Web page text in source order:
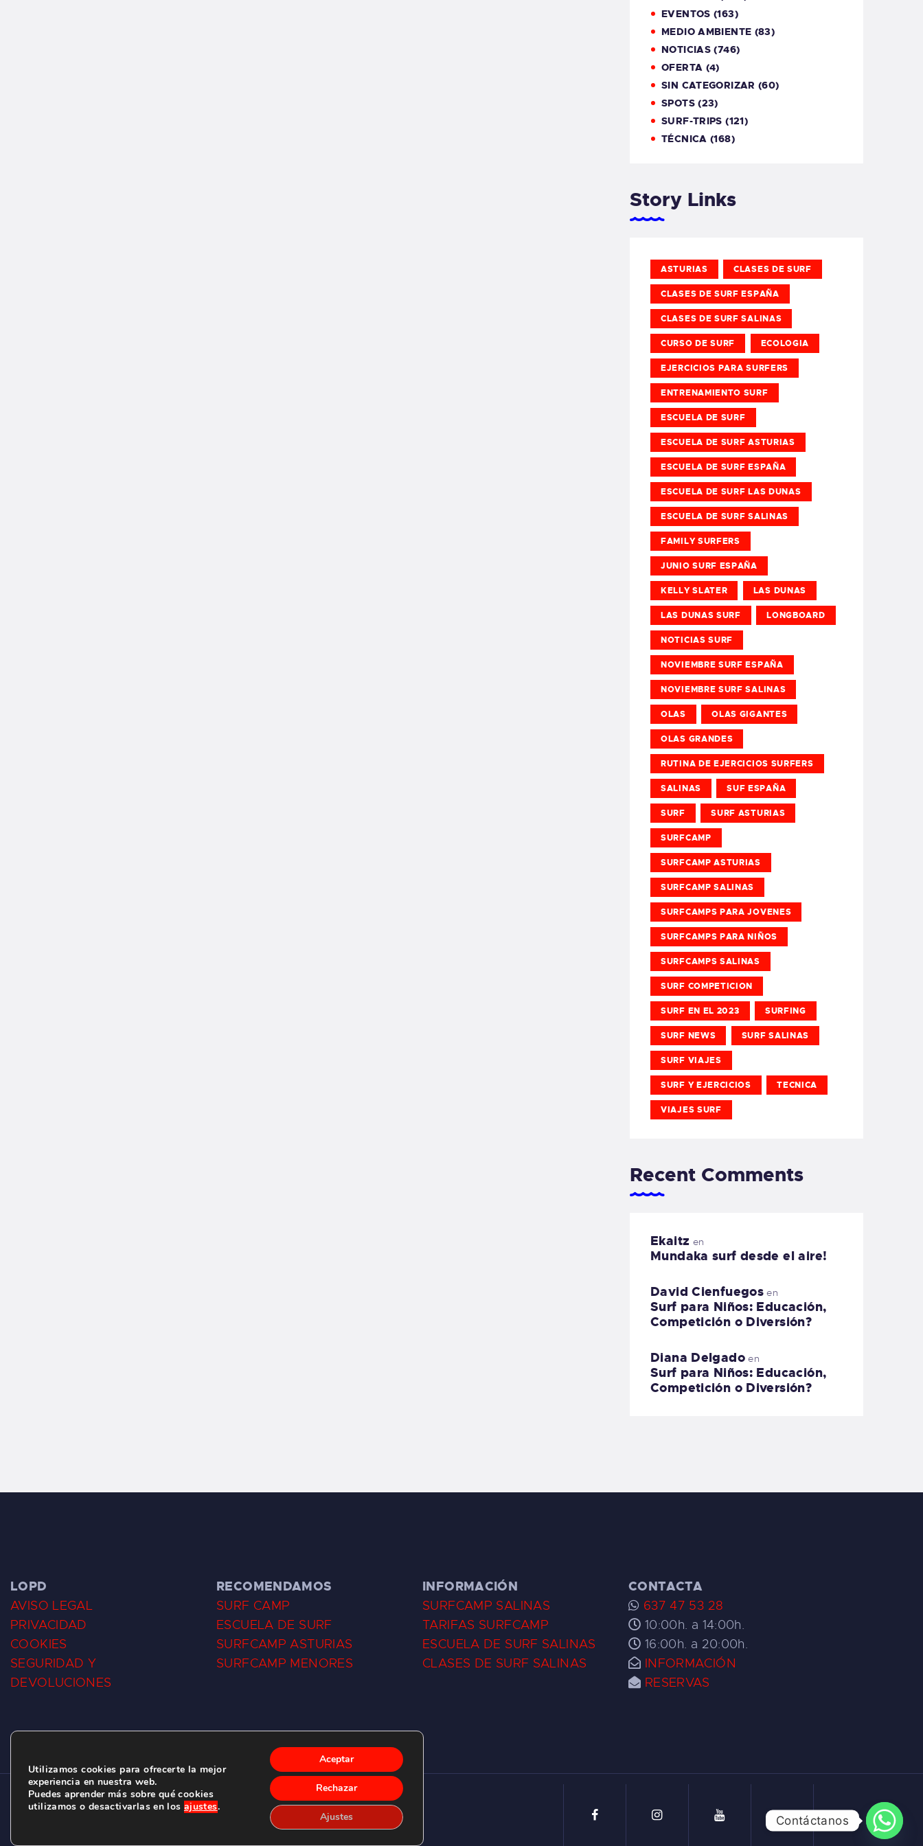
EVENTOS (163)
MEDIO AMBIENTE (83)
NOTICIAS (746)
OFERTA (4)
SIN CATEGORIZAR (60)
SPOTS(23)
SURF-TRIPS (121)
TÉCNICA (168)
Story Links
ASTURIAS CLASES DE SURF
CLASES DE SURF ESPAÑA
CLASES DE SURF SALINAS
CURSO DE SURF ECOLOGIA
EJERCICIOS PARA SURFERS
ENTRENAMIENTO SURF
ESCUELA DE SURF
ESCUELA DE SURF ASTURIAS
ESCUELA DE SURF ESPAÑA
ESCUELA DE SURF LAS DUNAS
ESCUELA DE SURF SALINAS
FAMILY SURFERS
JUNIO SURF ESPAÑA
KELLY SLATER LAS DUNAS
LAS DUNAS SURF LONGBOARD
NOTICIAS SURF
NOVIEMBRE SURF ESPAÑA
NOVIEMBRE SURF SALINAS
OLAS OLAS GIGANTES
OLAS GRANDES
RUTINA DE EJERCICIOS SURFERS
SALINAS SUF ESPAÑA
SURF SURF ASTURIAS
SURFCAMP
SURFCAMP ASTURIAS
SURFCAMP SALINAS
SURFCAMPS PARA JOVENES
SURFCAMPS PARA NIÑOS
SURFCAMPS SALINAS
SURF COMPETICION
SURF EN EL 2023 SURFING
SURF NEWS SURF SALINAS
SURF VIAJES
SURF Y EJERCICIOS TECNICA
VIAJES SURF
Recent Comments
Ekaitz en
Mundaka surf desde el aire!
David Cienfuegos en
Surf para Niños: Educación,
Competición o Diversión?
Diana Delgadoen
Surf para Niños: Educación,
Competición o Diversión?
LOPD
AVISO LEGAL
PRIVACIDAD
COOKIES
SEGURIDAD Y
DEVOLUCIONES
RECOMENDAMOS
SURF CAMP
ESCUELA DE SURF
SURFCAMP ASTURIAS
SURFCAMP MENORES
INFORMACIÓN
SURFCAMP SALINAS
TARIFAS SURFCAMP
ESCUELA DE SURF SALINAS
CLASES DE SURF SALINAS
CONTACTA
637 47 53 28
10:00h. a 14:00h.
16:00h. a 20:00h.
INFORMACIÓN
RESERVAS
CLUB DE SURF LAS DUNAS ©2026.
C/ BERNARDO ÁLVAREZ GALAN 1, SALINAS (ASTURIAS)
Utilizamos cookies para ofrecerte la mejor
experiencia en nuestra web.
Puedes aprender más sobre qué cookies
utilizamos o desactivarlas en los ajustes.
Aceptar
Rechazar
Ajustes Contáctanos